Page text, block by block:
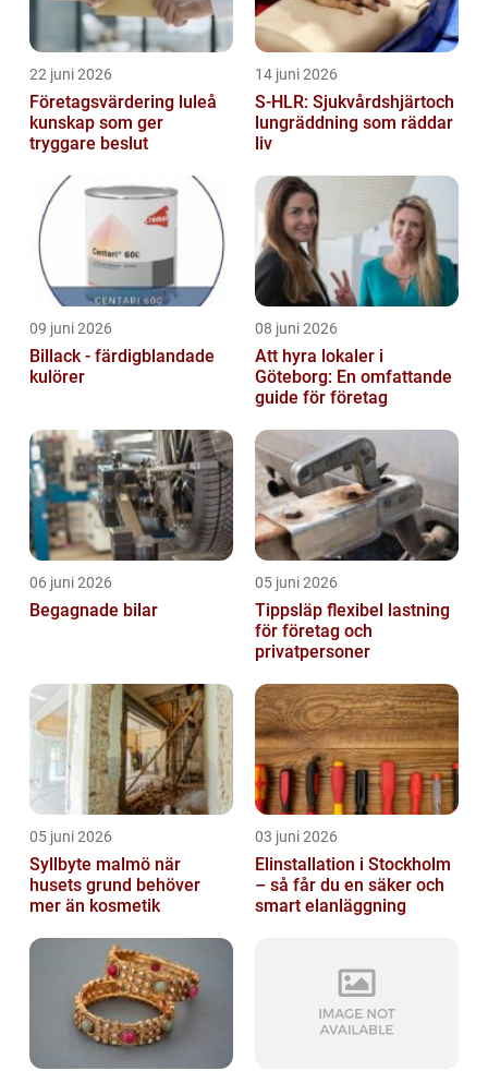
22 juni 2026
Företagsvärdering luleå
kunskap som ger
tryggare beslut
14 juni 2026
S-HLR: Sjukvårdshjärtoch
lungräddning som räddar
liv
09 juni 2026
Billack - färdigblandade
kulörer
08 juni 2026
Att hyra lokaler i
Göteborg: En omfattande
guide för företag
06 juni 2026
Begagnade bilar
05 juni 2026
Tippsläp flexibel lastning
för företag och
privatpersoner
05 juni 2026
Syllbyte malmö när
husets grund behöver
mer än kosmetik
03 juni 2026
Elinstallation i Stockholm
– så får du en säker och
smart elanläggning